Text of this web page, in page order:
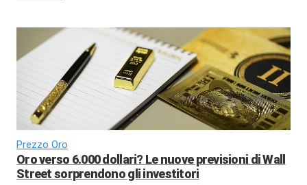
Prezzo Oro
Oro verso 6.000 dollari? Le nuove previsioni di Wall
Street sorprendono gli investitori